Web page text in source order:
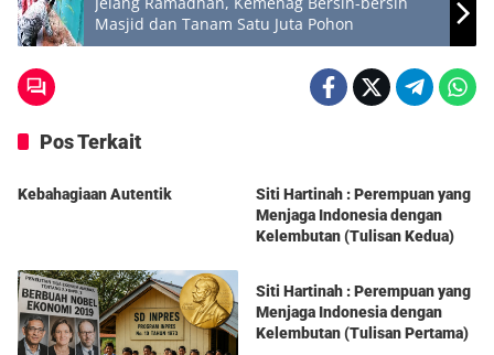
Masjid dan Tanam Satu Juta Pohon
Pos Terkait
Berita
Kebahagiaan Autentik
Siti Hartinah : Perempuan yang
Menjaga Indonesia dengan
Kelembutan (Tulisan Kedua)
Berita
Siti Hartinah : Perempuan yang
Menjaga Indonesia dengan
Kelembutan (Tulisan Pertama)